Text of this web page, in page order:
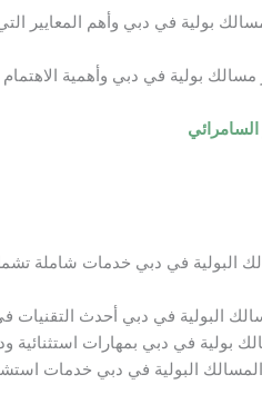
بولية في دبي وأهم المعايير
بولية في دبي وأهمية
البولية في دبي خدمات شاملة تشمل
البولية في دبي أحدث التقنيات
بولية في دبي بمهارات
المسالك البولية في دبي خدمات